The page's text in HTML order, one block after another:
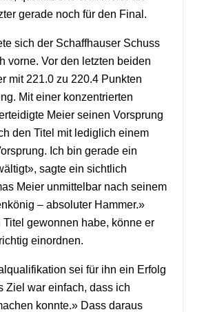
gerade noch für den Final.
sich der Schaffhauser Schuss
vorne. Vor den letzten beiden
mit 221.0 zu 220.4 Punkten
Mit einer konzentrierten
Meier seinen Vorsprung
den Titel mit lediglich einem
Ich bin gerade ein
sagte ein sichtlich
Meier unmittelbar nach seinem
– absoluter Hammer.»
Titel gewonnen habe, könne er
einordnen.
sei für ihn ein Erfolg
Ziel war einfach, dass ich
konnte.» Dass daraus